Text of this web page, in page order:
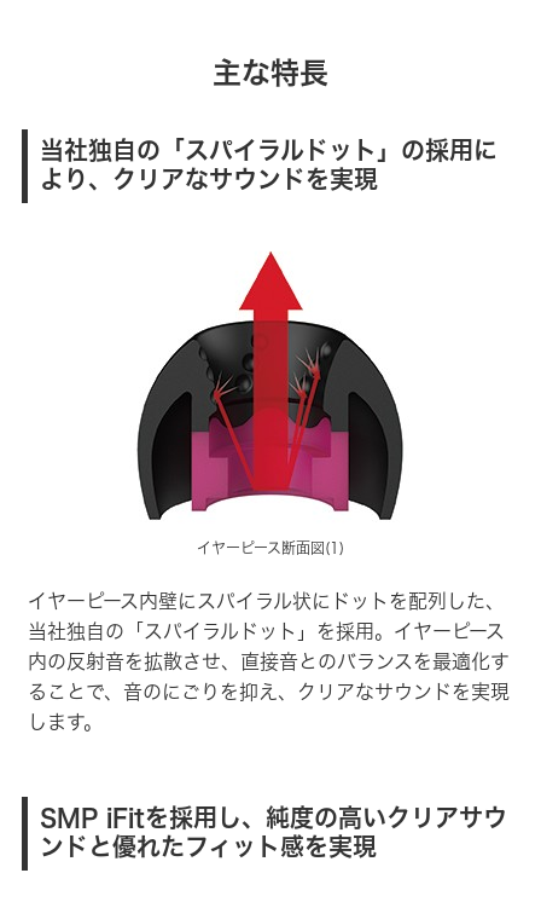
主な特長
当社独自の「スパイラルドット」の採用に
より、クリアなサウンドを実現
イヤーピース断面図(1)
イヤーピース内壁にスパイラル状にドットを配列した、
当社独自の「スパイラルドット」を採用。イヤーピース
内の反射音を拡散させ、直接音とのバランスを最適化す
ることで、音のにごりを抑え、クリアなサウンドを実現
します。
SMP iFitを採用し、純度の高いクリアサウ
ンドと優れたフィット感を実現